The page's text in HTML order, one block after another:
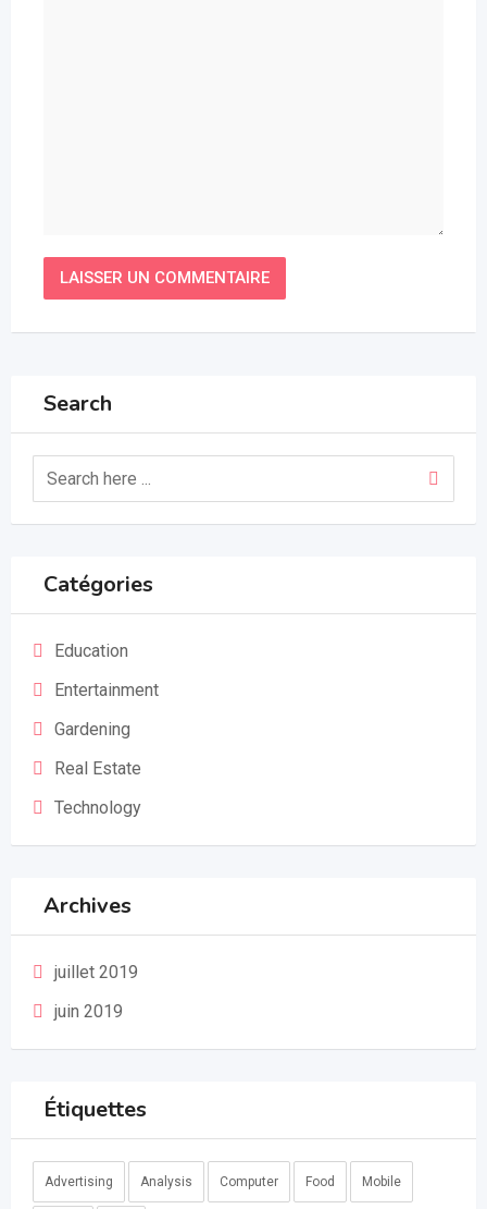
Search
Catégories
Education
Entertainment
Gardening
Real Estate
Technology
Archives
juillet 2019
juin 2019
Étiquettes
Advertising Analysis Computer Food Mobile